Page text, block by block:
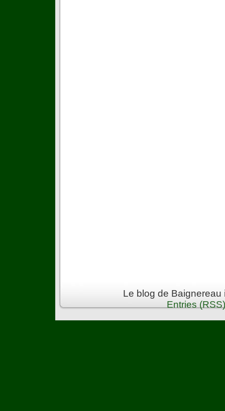
Le blog de
Entries (RSS)